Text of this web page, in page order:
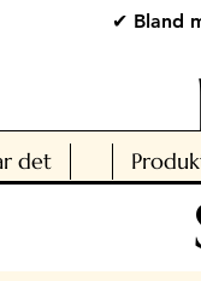
✔ Bland
det